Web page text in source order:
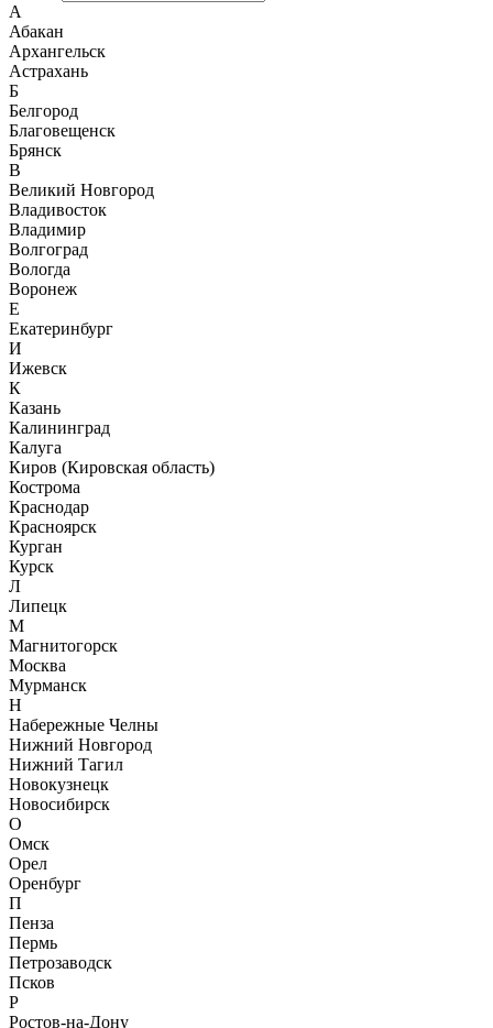
А
Абакан
Архангельск
Астрахань
Б
Белгород
Благовещенск
Брянск
В
Великий Новгород
Владивосток
Владимир
Волгоград
Вологда
Воронеж
Е
Екатеринбург
И
Ижевск
К
Казань
Калининград
Калуга
Киров (Кировская область)
Кострома
Краснодар
Красноярск
Курган
Курск
Л
Липецк
М
Магнитогорск
Москва
Мурманск
Н
Набережные Челны
Нижний Новгород
Нижний Тагил
Новокузнецк
Новосибирск
О
Омск
Орел
Оренбург
П
Пенза
Пермь
Петрозаводск
Псков
Р
Ростов-на-Дону